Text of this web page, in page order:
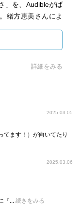
」を、Audibleがば
緒方恵美さんによ
と演じておられ、
後半の闇落ちか
がとうございま
きたいくらい濃厚
、ここに至るまで
とも感じた。ちり
え思われるほどの
うな短詩という文
編小説があり、そ
詳細をみる
2025.03.05
てます！）が向いてたり
2025.03.06
『... 続きをみる